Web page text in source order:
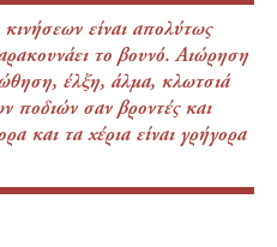
είναι απολύτως
το βουνό. Αιώρηση
έλξη, άλμα, κλωτσιά
ποδιών σαν βροντές και
και τα χέρια είναι γρήγορα